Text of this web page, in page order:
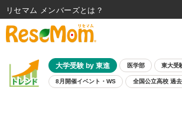
大学受験 by 東進 医学部 東大受
8月開催イベント・WS 全国公立高校 過
リセマム メンバーズ